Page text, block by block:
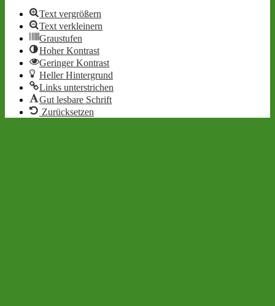
Text vergrößern
Text verkleinern
Graustufen
Hoher Kontrast
Geringer Kontrast
Heller Hintergrund
Links unterstrichen
Gut lesbare Schrift
Zurücksetzen